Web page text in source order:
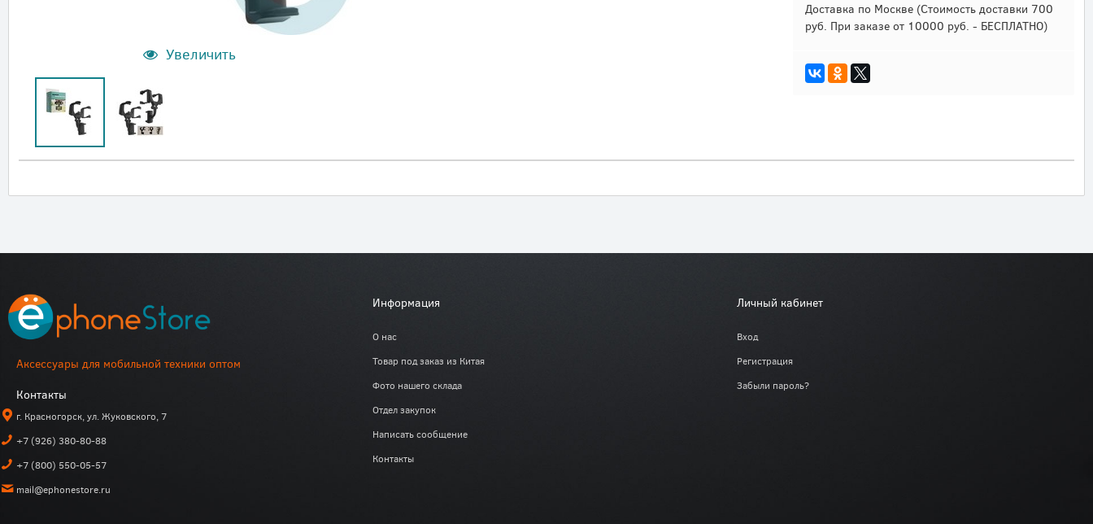
Увеличить
Доставка по Москве (Стоимость доставки 700
руб. При заказе от 10000 руб. - БЕСПЛАТНО)
Аксессуары для мобильной техники оптом
Контакты
г. Красногорск, ул. Жуковского, 7
+7 (926) 380-80-88
+7 (800) 550-05-57
mail@ephonestore.ru
Информация
О нас
Товар под заказ из Китая
Фото нашего склада
Отдел закупок
Написать сообщение
Контакты
Личный кабинет
Вход
Регистрация
Забыли пароль?